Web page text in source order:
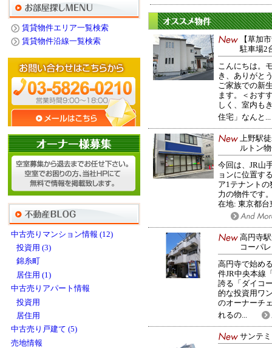
賃貸物件エリア一覧検索
賃貸物件沿線一覧検索
中古売りマンション情報 (12)
投資用 (3)
錦糸町
居住用 (1)
中古売りアパート情報
投資用
居住用
中古売り戸建て (5)
売地情報
【草加
駐車場2
こんにちは。
き、ありがと
ご家族での新
ます。＜おす
しく、室内も
住宅」なんと...
上野駅
ルトン
今回は、JR山
ョンに位置す
ア1テナント
力の物件です
在地: 東京都台
高円寺
コーパ
高円寺で始め
件JR中央本線
誇る「ダイコ
的な投資用ワ
のオーナーチ
れるの...
サンテ